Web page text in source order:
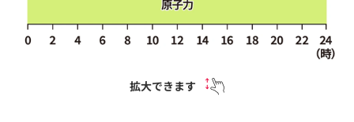
拡大できます